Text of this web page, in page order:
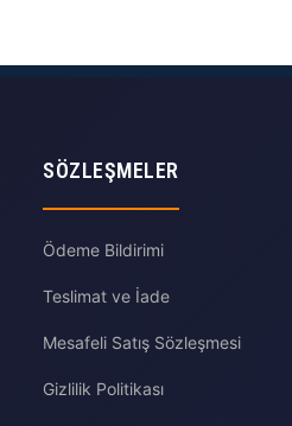
SÖZLEŞMELER
Ödeme Bildirimi
Teslimat ve İade
Mesafeli Satış Sözleşmesi
Gizlilik Politikası